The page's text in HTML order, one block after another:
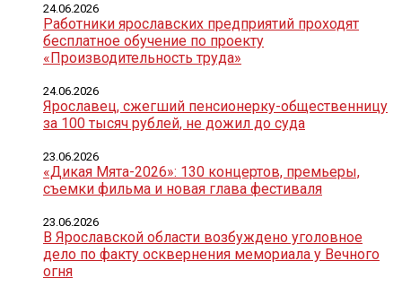
Работники ярославских предприятий проходят
бесплатное обучение по проекту
«Производительность труда»
24.06.2026
Ярославец, сжегший пенсионерку-общественницу
за 100 тысяч рублей, не дожил до суда
24.06.2026
«Дикая Мята-2026»: 130 концертов, премьеры,
съемки фильма и новая глава фестиваля
23.06.2026
В Ярославской области возбуждено уголовное
дело по факту осквернения мемориала у Вечного
огня
23.06.2026